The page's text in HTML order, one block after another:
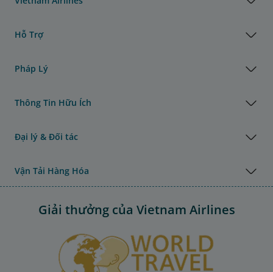
Hỗ Trợ
Pháp Lý
Thông Tin Hữu Ích
Đại lý & Đối tác
Vận Tải Hàng Hóa
Giải thưởng của Vietnam Airlines